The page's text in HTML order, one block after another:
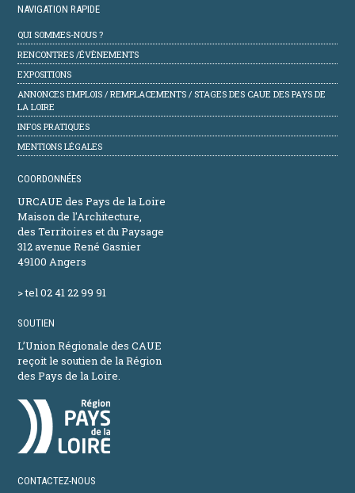
NAVIGATION RAPIDE
QUI SOMMES-NOUS ?
RENCONTRES /ÉVÈNEMENTS
EXPOSITIONS
ANNONCES EMPLOIS / REMPLACEMENTS / STAGES DES CAUE DES PAYS DE
LA LOIRE
INFOS PRATIQUES
MENTIONS LÉGALES
COORDONNÉES
URCAUE des Pays de la Loire
Maison de l'Architecture,
des Territoires et du Paysage
312 avenue René Gasnier
49100 Angers
> tel 02 41 22 99 91
SOUTIEN
L’Union Régionale des CAUE
reçoit le soutien de la Région
des Pays de la Loire.
CONTACTEZ-NOUS